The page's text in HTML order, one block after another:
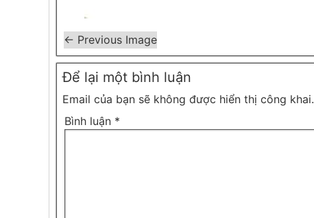
← Previous Image
Để lại một bình luận
Email của bạn sẽ không được hiển thị công khai.
Bình luận *